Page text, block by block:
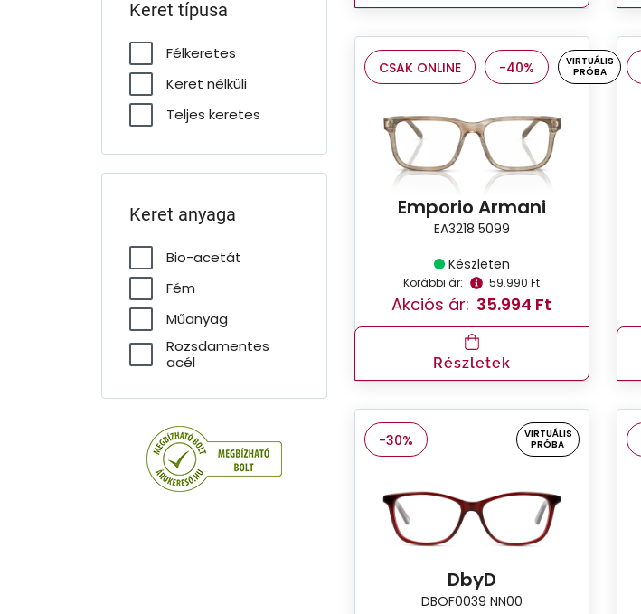
Keret típusa
Félkeretes
Keret nélküli
Teljes keretes
Keret anyaga
Bio-acetát
Fém
Műanyag
Rozsdamentes
acél
CSAK ONLINE -40%
VIRTUÁLIS
PRÓBA
Emporio Armani
EA3218 5099
Készleten
Korábbi ár: 59.990 Ft
Akciós ár: 35.994 Ft
Részletek
-30%
VIRTUÁLIS
PRÓBA
DbyD
DBOF0039 NN00